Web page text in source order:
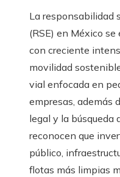
La responsabilidad
(RSE) en México
con creciente
movilidad
vial enfocada en
empresas, además
legal y la búsqueda
reconocen que
público,
flotas más limpias